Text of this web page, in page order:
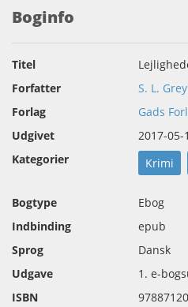
Boginfo
Titel
Forfatter
S. L. Grey
Forlag
Gads
Udgivet
2017-05-
Kategorier
Krimi
Bogtype
Ebog
Indbinding
epub
Sprog
Dansk
Udgave
1. e-
ISBN